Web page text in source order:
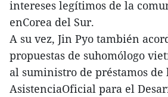
intereses legítimos de la
enCorea del Sur.
A su vez, Jin Pyo también
propuestas de suhomólogo
al suministro de préstamos de
AsistenciaOficial para el